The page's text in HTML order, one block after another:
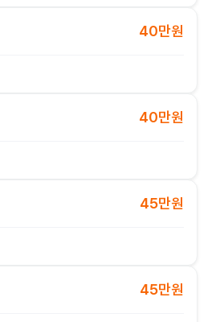
40만원
40만원
45만원
45만원